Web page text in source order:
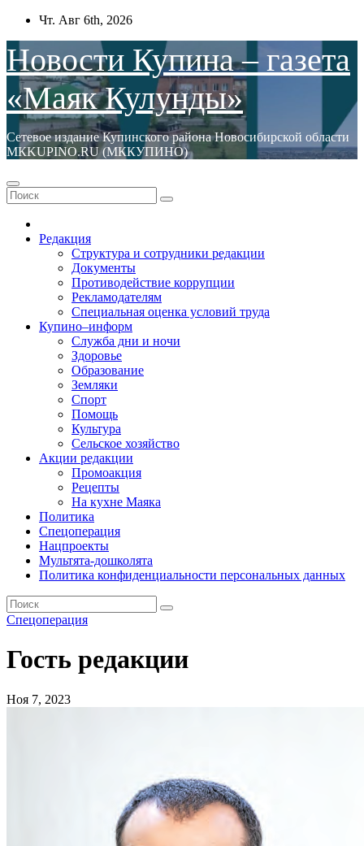
Перейти
содержимому
Чт. Авг 6th, 2026
Новости Купина – газета
«Маяк Кулунды»
Сетевое издание Купинского района Новосибирской области
МКKUPINO.RU (МККУПИНО)
Редакция
Структура и сотрудники редакции
Документы
Противодействие коррупции
Рекламодателям
Специальная оценка условий труда
Купино–информ
Служба дни и ночи
Здоровье
Образование
Земляки
Спорт
Помощь
Культура
Сельское хозяйство
Акции редакции
Промоакция
Рецепты
На кухне Маяка
Политика
Спецоперация
Нацпроекты
Мультята-дошколята
Политика конфиденциальности персональных данных
Спецоперация
Гость редакции
Ноя 7, 2023